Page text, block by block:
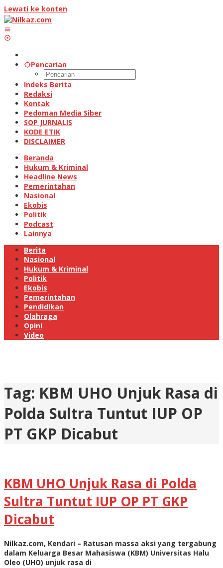
Lewati ke konten
Pencarian
Indeks Berita
Redaksi
Kontak
Pedoman Media Siber
SOP JURNALIS
KODE ETIK
DISCLAIMER
Beranda
Hukum & Kriminal
Headline News
Pemerintahan
Nasional
Ekobis
Politik
Podcast
Lainnya
Berita
Nasional
Hukum & Kriminal
Politik
Ekobis
Pemerintahan
Pendidikan
Olahraga
Opini
Video
Tag: KBM UHO Unjuk Rasa di
Polda Sultra Tuntut IUP OP
PT GKP Dicabut
KBM UHO Unjuk Rasa di Polda
Sultra Tuntut IUP OP PT GKP
Dicabut
Nilkaz.com, Kendari – Ratusan massa aksi yang tergabung
dalam Keluarga Besar Mahasiswa (KBM) Universitas Halu
Oleo (UHO) unjuk rasa di